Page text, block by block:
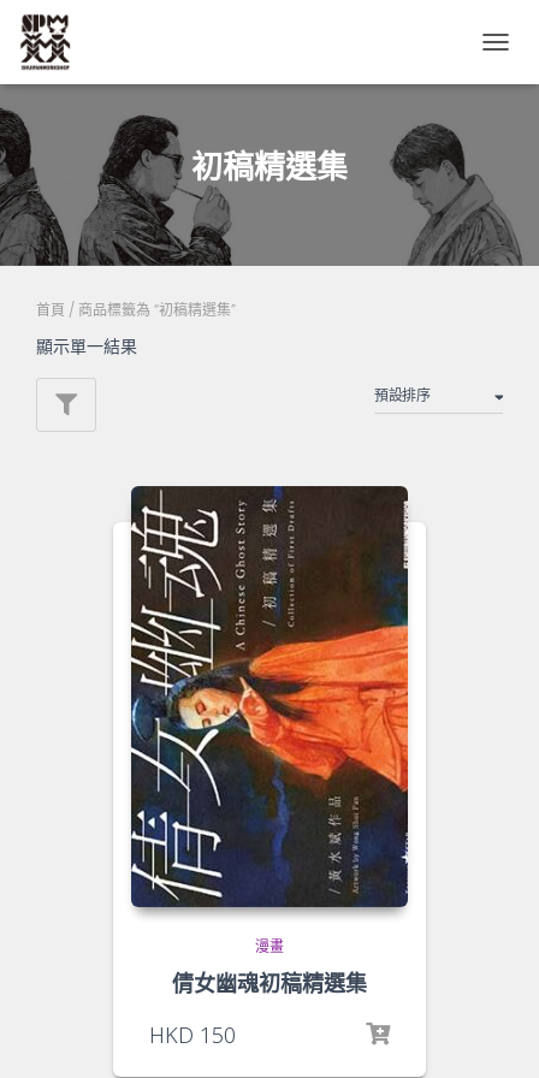
初稿精選集
首頁 / 商品標籤為 “初稿精選集”
顯示單一結果
漫畫
倩女幽魂初稿精選集
HKD 150